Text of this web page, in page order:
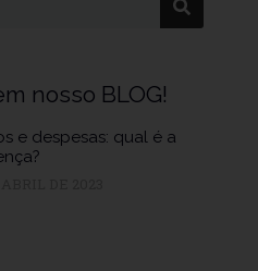
nosso BLOG!
e despesas: qual é a